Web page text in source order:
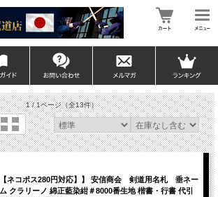
1 / 1ページ（全13件）
【ネコポス280円対応】】 安信商会 剣道用名札 垂ネー
ム クラリーノ 綿正藍染紺＃8000番生地 楷書・行書 代引